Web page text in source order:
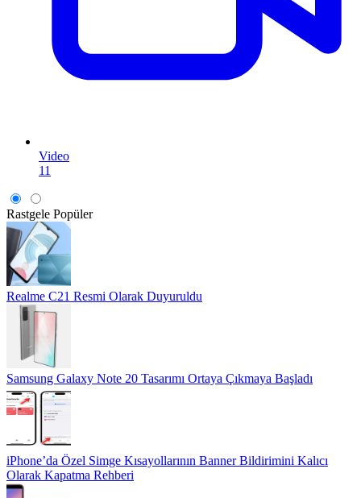
Video
11
Rastgele Popüler
Realme C21 Resmi Olarak Duyuruldu
Samsung Galaxy Note 20 Tasarımı Ortaya Çıkmaya Başladı
iPhone’da Özel Simge Kısayollarının Banner Bildirimini Kalıcı
Olarak Kapatma Rehberi